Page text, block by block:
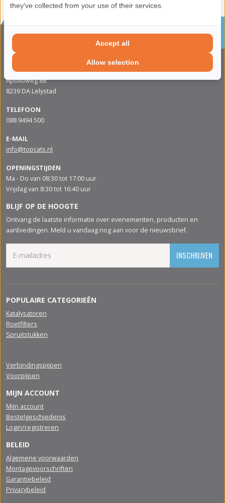
Sinds 2002 de specialist in katalysatoren en
roetfilters
CONTACTGEGVENS
ADRES
Apolloweg 88
8239 DA Lelystad
TELEFOON
088 9494 500
E-MAIL
info@topcats.nl
OPENINGSTIJDEN
Ma - Do van 08:30 tot 17:00 uur
Vrijdag van 8:30 tot 16:40 uur
BLIJF OP DE HOOGTE
Ontvang de laatste informatie over evenementen, producten en
aanbiedingen. Meld u vandaag nog aan voor de nieuwsbrief.
INSCHRIJVEN
POPULAIRE CATEGORIEËN
Katalysatoren
Roetfilters
Spruitstukken
Verbindingspijpen
Voorpijpen
MIJN ACCOUNT
Mijn account
Bestelgeschiedenis
Login/registreren
BELEID
Algemene voorwaarden
Montagevoorschriften
Garantiebeleid
Privacybeleid
they've collected from your use of their services.
Allow selection
Accept all